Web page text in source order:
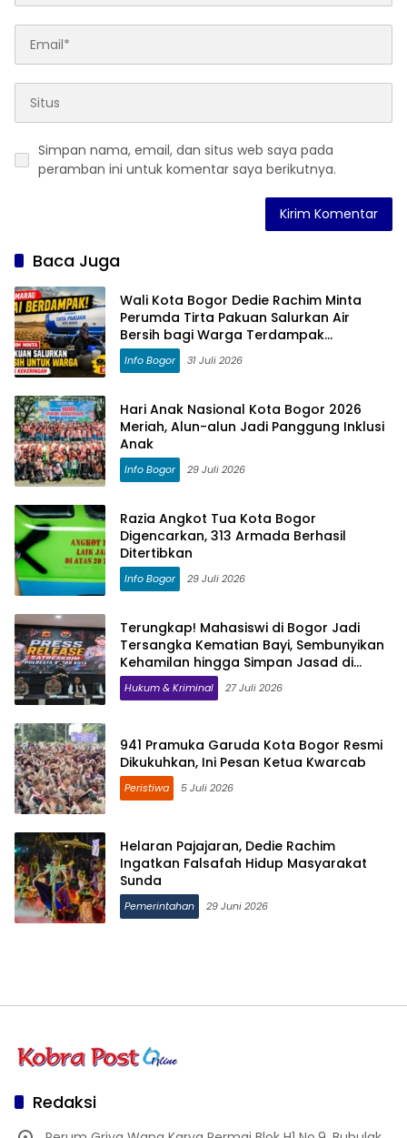
Simpan nama, email, dan situs web saya pada
peramban ini untuk komentar saya berikutnya.
Baca Juga
Wali Kota Bogor Dedie Rachim Minta
Perumda Tirta Pakuan Salurkan Air
Bersih bagi Warga Terdampak
Kekeringan
Info Bogor 31 Juli 2026
Hari Anak Nasional Kota Bogor 2026
Meriah, Alun-alun Jadi Panggung Inklusi
Anak
Info Bogor 29 Juli 2026
Razia Angkot Tua Kota Bogor
Digencarkan, 313 Armada Berhasil
Ditertibkan
Info Bogor 29 Juli 2026
Terungkap! Mahasiswi di Bogor Jadi
Tersangka Kematian Bayi, Sembunyikan
Kehamilan hingga Simpan Jasad di
Lemari
Hukum & Kriminal 27 Juli 2026
941 Pramuka Garuda Kota Bogor Resmi
Dikukuhkan, Ini Pesan Ketua Kwarcab
Peristiwa 5 Juli 2026
Helaran Pajajaran, Dedie Rachim
Ingatkan Falsafah Hidup Masyarakat
Sunda
Pemerintahan 29 Juni 2026
Redaksi